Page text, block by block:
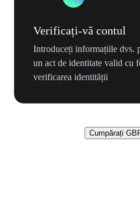
Verificați-vă contul
Introduceți informațiile dvs.
un act de identitate valid cu
verificarea identității
Cumpărați